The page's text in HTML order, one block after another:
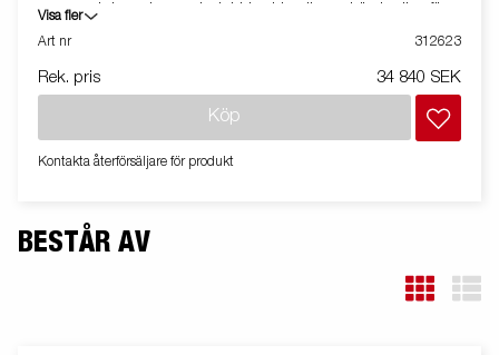
vagga och justerbara och dubbla sidorullar av hög kvalitet för att
enkel anpassning till din båt. Varmgalvaniserat chassi för lång
hjullager förlänger livstiden. Justerbart vinschtorn. Enkel
pålastning. Båttrailern på bilden kan vara extrautrustad.
Visa fler
Art nr
312623
Rek. pris 34 840 SEK
Köp
Kontakta återförsäljare för produkt
BESTÅR AV